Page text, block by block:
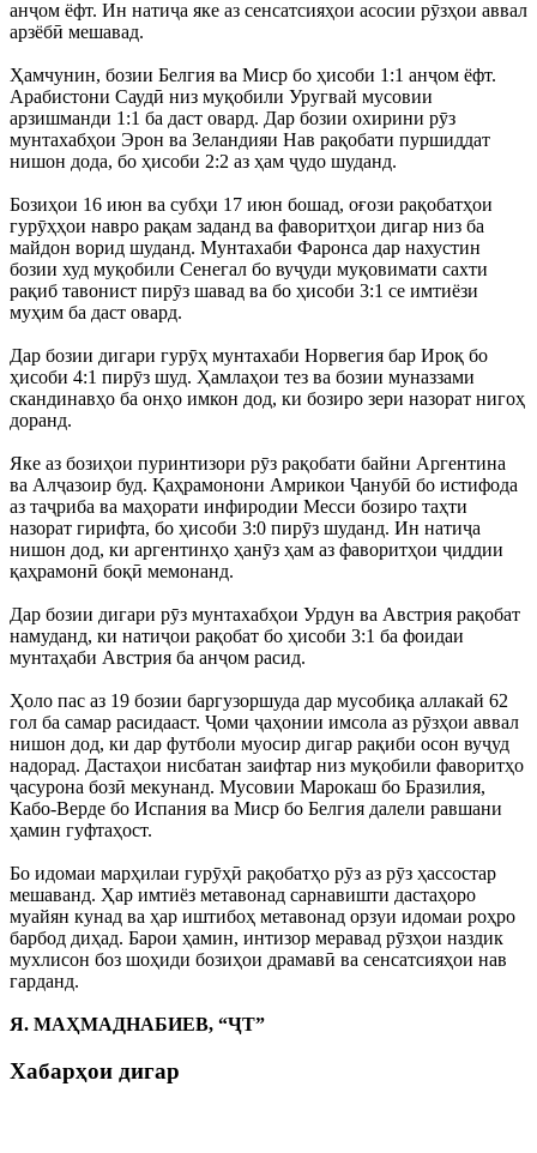
анҷом ёфт. Ин натиҷа яке аз сенсатсияҳои асосии рӯзҳои аввал
арзёбӣ мешавад.
Ҳамчунин, бозии Белгия ва Миср бо ҳисоби 1:1 анҷом ёфт.
Арабистони Саудӣ низ муқобили Уругвай мусовии
арзишманди 1:1 ба даст овард. Дар бозии охирини рӯз
мунтахабҳои Эрон ва Зеландияи Нав рақобати пуршиддат
нишон дода, бо ҳисоби 2:2 аз ҳам ҷудо шуданд.
Бозиҳои 16 июн ва субҳи 17 июн бошад, оғози рақобатҳои
гурӯҳҳои навро рақам заданд ва фаворитҳои дигар низ ба
майдон ворид шуданд. Мунтахаби Фаронса дар нахустин
бозии худ муқобили Сенегал бо вуҷуди муқовимати сахти
рақиб тавонист пирӯз шавад ва бо ҳисоби 3:1 се имтиёзи
муҳим ба даст овард.
Дар бозии дигари гурӯҳ мунтахаби Норвегия бар Ироқ бо
ҳисоби 4:1 пирӯз шуд. Ҳамлаҳои тез ва бозии муназзами
скандинавҳо ба онҳо имкон дод, ки бозиро зери назорат нигоҳ
доранд.
Яке аз бозиҳои пуринтизори рӯз рақобати байни Аргентина
ва Алҷазоир буд. Қаҳрамонони Амрикои Ҷанубӣ бо истифода
аз таҷриба ва маҳорати инфиродии Месси бозиро таҳти
назорат гирифта, бо ҳисоби 3:0 пирӯз шуданд. Ин натиҷа
нишон дод, ки аргентинҳо ҳанӯз ҳам аз фаворитҳои ҷиддии
қаҳрамонӣ боқӣ мемонанд.
Дар бозии дигари рӯз мунтахабҳои Урдун ва Австрия рақобат
намуданд, ки натиҷои рақобат бо ҳисоби 3:1 ба фоидаи
мунтаҳаби Австрия ба анҷом расид.
Ҳоло пас аз 19 бозии баргузоршуда дар мусобиқа аллакай 62
гол ба самар расидааст. Ҷоми ҷаҳонии имсола аз рӯзҳои аввал
нишон дод, ки дар футболи муосир дигар рақиби осон вуҷуд
надорад. Дастаҳои нисбатан заифтар низ муқобили фаворитҳо
ҷасурона бозӣ мекунанд. Мусовии Марокаш бо Бразилия,
Кабо-Верде бо Испания ва Миср бо Белгия далели равшани
ҳамин гуфтаҳост.
Бо идомаи марҳилаи гурӯҳӣ рақобатҳо рӯз аз рӯз ҳассостар
мешаванд. Ҳар имтиёз метавонад сарнавишти дастаҳоро
муайян кунад ва ҳар иштибоҳ метавонад орзуи идомаи роҳро
барбод диҳад. Барои ҳамин, интизор меравад рӯзҳои наздик
мухлисон боз шоҳиди бозиҳои драмавӣ ва сенсатсияҳои нав
гарданд.
Я. МАҲМАДНАБИЕВ, “ҶТ”
Хабарҳои дигар